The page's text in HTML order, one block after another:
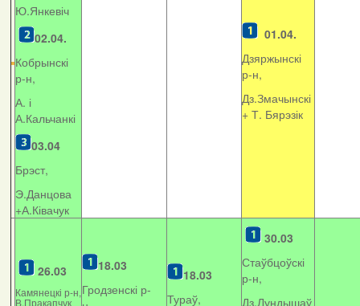
Ю.Янкевіч
02.04.
Кобрынскі
р-н,
А. і
А.Кальчанкі
03.04
Брэст,
Э.Данцова
+А.Ківачук
01.04.
Дзяржынскі
р-н,
Дз.Змачынскі
+ Т. Бярэзік
26.03
Камянецкі р-н,
В.Пракапчук
18.03
Гродзенскі р-
18.03
Тураў,
30.03
Стаўбцоўскі
р-н,
Дз.Лундышаў